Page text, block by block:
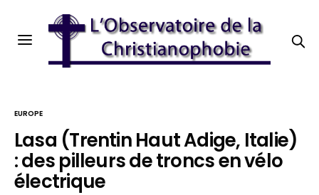
EUROPE
Lasa (Trentin Haut Adige, Italie)
: des pilleurs de troncs en vélo
électrique